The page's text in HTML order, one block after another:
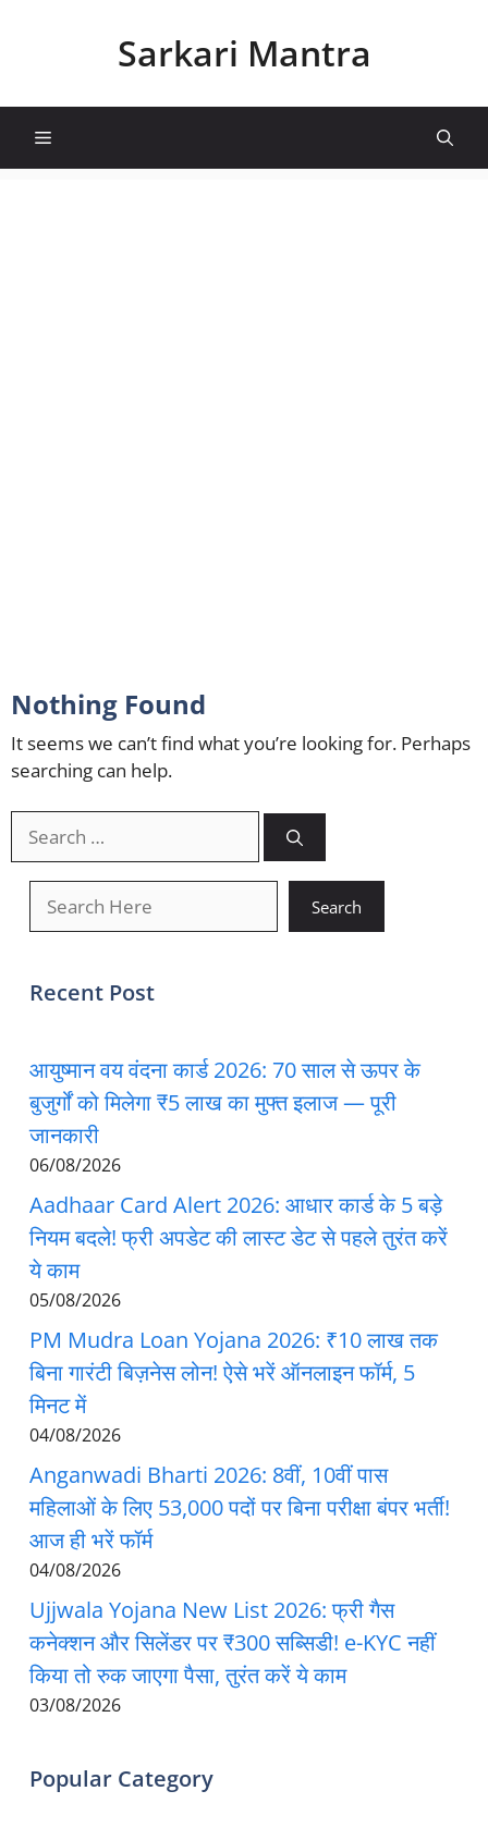
Sarkari Mantra
Menu
Nothing Found
It seems we can’t find what you’re looking for. Perhaps
searching can help.
for:
Search
Recent Post
आयुष्मान वय वंदना कार्ड 2026: 70 साल से ऊपर के
बुजुर्गों को मिलेगा ₹5 लाख का मुफ्त इलाज — पूरी
जानकारी
06/08/2026
Aadhaar Card Alert 2026: आधार कार्ड के 5 बड़े
नियम बदले! फ्री अपडेट की लास्ट डेट से पहले तुरंत करें
ये काम
05/08/2026
PM Mudra Loan Yojana 2026: ₹10 लाख तक
बिना गारंटी बिज़नेस लोन! ऐसे भरें ऑनलाइन फॉर्म, 5
मिनट में
04/08/2026
Anganwadi Bharti 2026: 8वीं, 10वीं पास
महिलाओं के लिए 53,000 पदों पर बिना परीक्षा बंपर भर्ती!
आज ही भरें फॉर्म
04/08/2026
Ujjwala Yojana New List 2026: फ्री गैस
कनेक्शन और सिलेंडर पर ₹300 सब्सिडी! e-KYC नहीं
किया तो रुक जाएगा पैसा, तुरंत करें ये काम
03/08/2026
Popular Category